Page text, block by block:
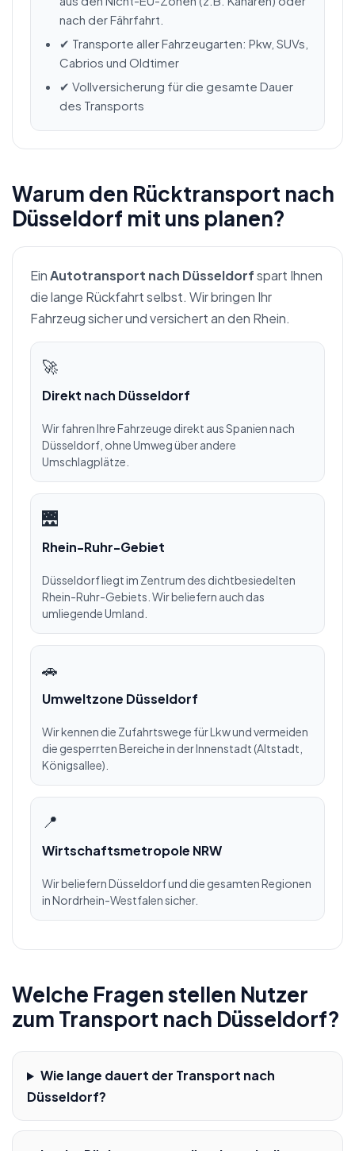
nach der Fährfahrt.
✔ Transporte aller Fahrzeugarten: Pkw, SUVs,
Cabrios und Oldtimer
✔ Vollversicherung für die gesamte Dauer
des Transports
Warum den Rücktransport nach
Düsseldorf mit uns planen?
EinAutotransport nach Düsseldorfspart Ihnen
die lange Rückfahrt selbst. Wir bringen Ihr
Fahrzeug sicher und versichert an den Rhein.
🚀
Direkt nach Düsseldorf
Wir fahren Ihre Fahrzeuge direkt aus Spanien nach
Düsseldorf, ohne Umweg über andere
Umschlagplätze.
🌉
Rhein-Ruhr-Gebiet
Düsseldorf liegt im Zentrum des dichtbesiedelten
Rhein-Ruhr-Gebiets. Wir beliefern auch das
umliegende Umland.
🚗
Umweltzone Düsseldorf
Wir kennen die Zufahrtswege für Lkw und vermeiden
die gesperrten Bereiche in der Innenstadt (Altstadt,
Königsallee).
📍
Wirtschaftsmetropole NRW
Wir beliefern Düsseldorf und die gesamten Regionen
in Nordrhein-Westfalen sicher.
Welche Fragen stellen Nutzer
zum Transport nach Düsseldorf?
Wie lange dauert der Transport nach
Düsseldorf?